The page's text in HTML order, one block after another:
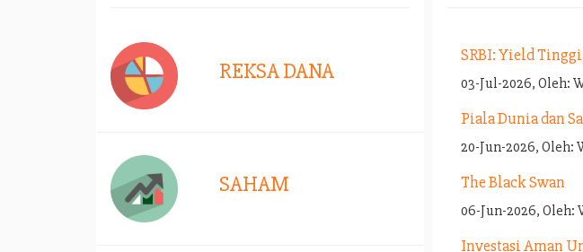
REKSA DANA
SAHAM
SRBI: Yield
03-Jul-2026, Oleh:
Piala Dunia dan
20-Jun-2026, Oleh:
The Black Swan
06-Jun-2026, Oleh:
Investasi Aman